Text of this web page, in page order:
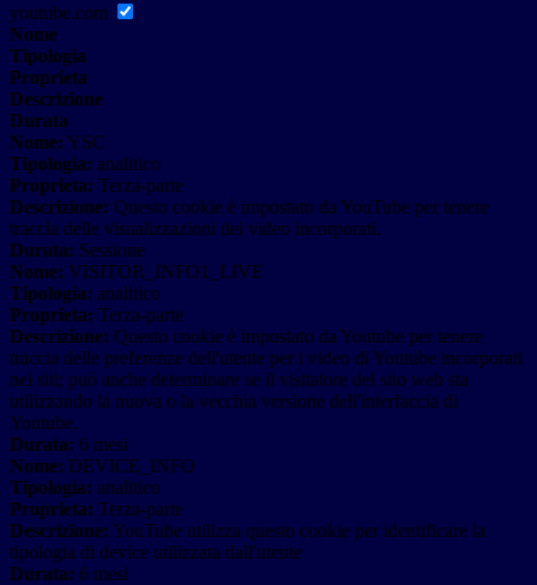
youtube.com
Nome
Tipologia
Proprieta
Descrizione
Durata
Nome: YSC
Tipologia: analitico
Proprieta: Terza-parte
Descrizione: Questo cookie è impostato da YouTube per tenere
traccia delle visualizzazioni dei video incorporati.
Durata: Sessione
Nome: VISITOR_INFO1_LIVE
Tipologia: analitico
Proprieta: Terza-parte
Descrizione: Questo cookie è impostato da Youtube per tenere
traccia delle preferenze dell'utente per i video di Youtube incorporati
nei siti; può anche determinare se il visitatore del sito web sta
utilizzando la nuova o la vecchia versione dell'interfaccia di
Youtube.
Durata: 6 mesi
Nome: DEVICE_INFO
Tipologia: analitico
Proprieta: Terza-parte
Descrizione: YouTube utilizza questo cookie per identificare la
tipologia di device utilizzata dall'utente
Durata: 6 mesi